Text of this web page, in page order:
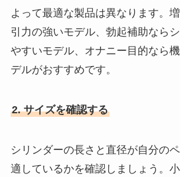
よって最適な製品は異なります。
引力の強いモデル、勃起補助なら
やすいモデル、オナニー目的なら
デルがおすすめです。
2. サイズを確認する
シリンダーの長さと直径が自分の
適しているかを確認しましょう。